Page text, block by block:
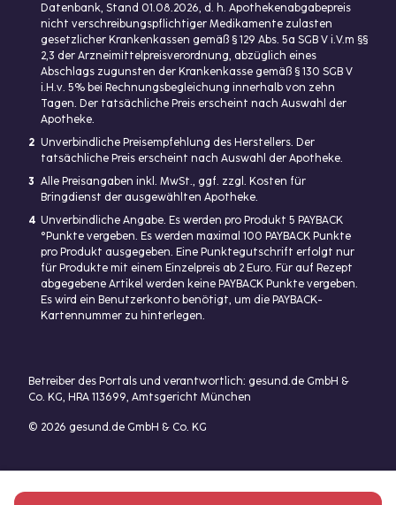
Datenbank, Stand 01.08.2026, d. h. Apothekenabgabepreis
nicht verschreibungspflichtiger Medikamente zulasten
gesetzlicher Krankenkassen gemäß § 129 Abs. 5a SGB V i.V.m §§
2,3 der Arzneimittelpreisverordnung, abzüglich eines
Abschlags zugunsten der Krankenkasse gemäß § 130 SGB V
i.H.v. 5% bei Rechnungsbegleichung innerhalb von zehn
Tagen. Der tatsächliche Preis erscheint nach Auswahl der
Apotheke.
2 Unverbindliche Preisempfehlung des Herstellers. Der
tatsächliche Preis erscheint nach Auswahl der Apotheke.
3 Alle Preisangaben inkl. MwSt., ggf. zzgl. Kosten für
Bringdienst der ausgewählten Apotheke.
4 Unverbindliche Angabe. Es werden pro Produkt 5 PAYBACK
°Punkte vergeben. Es werden maximal 100 PAYBACK Punkte
pro Produkt ausgegeben. Eine Punktegutschrift erfolgt nur
für Produkte mit einem Einzelpreis ab 2 Euro. Für auf Rezept
abgegebene Artikel werden keine PAYBACK Punkte vergeben.
Es wird ein Benutzerkonto benötigt, um die PAYBACK-
Kartennummer zu hinterlegen.
Betreiber des Portals und verantwortlich: gesund.de GmbH &
Co. KG, HRA 113699, Amtsgericht München
© 2026 gesund.de GmbH & Co. KG